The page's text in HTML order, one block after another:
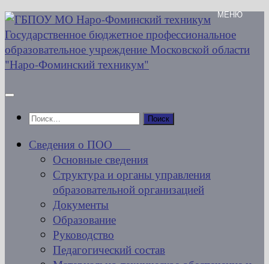
Перейти
к
содержимому
Найти:
Сведения о ПОО
Основные сведения
Структура и органы управления
образовательной организацией
Документы
Образование
Руководство
Педагогический состав